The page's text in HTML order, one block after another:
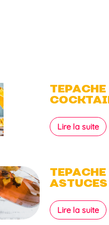
TEPACHE
Lire la suite
TEPACHE
ASTUCES
Lire la suite